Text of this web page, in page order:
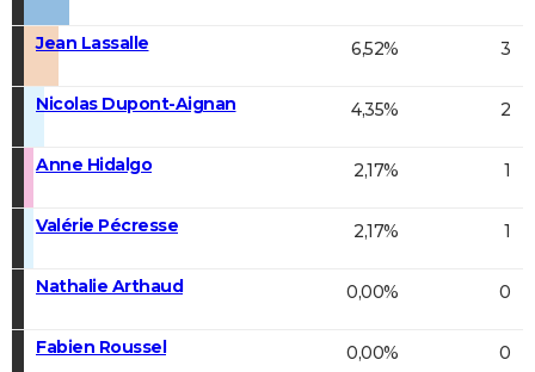
Jean Lassalle 6,52% 3
Nicolas Dupont-Aignan 4,35% 2
Anne Hidalgo 2,17% 1
Valérie Pécresse 2,17% 1
Nathalie Arthaud 0,00% 0
Fabien Roussel 0,00% 0